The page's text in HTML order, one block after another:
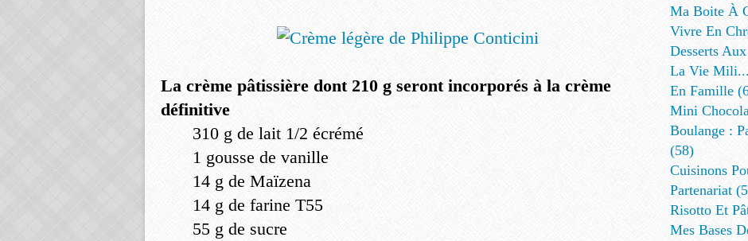
La crème pâtissière dont 210 g seront incorporés à la crème
définitive
310 g de lait 1/2 écrémé
1 gousse de vanille
14 g de Maïzena
14 g de farine T55
55 g de sucre
Ma Boite À
Vivre En
Desserts
La Vie
En Famille
Mini
Boulange :
(58)
Cuisinons
Partenariat
Risotto Et
Mes Bases